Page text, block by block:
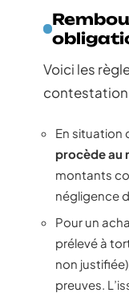
Voici les
contestation
En situation
procède au
montants
négligence
Pour un
prélevé à
non
preuves.